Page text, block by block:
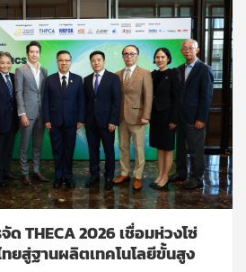
THECA 2026 เชื่อมห่วงโซ่
ยสู่ฐานผลิตเทคโนโลยีขั้นสูง